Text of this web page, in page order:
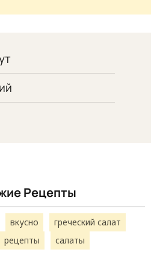
Рецепты
вкусно
греческий салат
рецепты салаты